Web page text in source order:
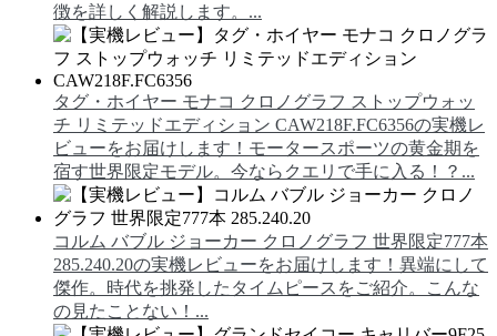
徴を詳しく解説します。...
タグ・ホイヤー モナコ クロノグラフ ストップウォッ
チ リミテッドエディション CAW218F.FC6356の実機レ
ビューをお届けします！モータースポーツの黄金期を
宿す世界限定モデル。今ならクエリで手に入る！？...
コルム バブル ジョーカー クロノグラフ 世界限定777本
285.240.20の実機レビューをお届けします！異端にして
傑作。時代を挑発したタイムピースをご紹介。こんな
の見たことない！...